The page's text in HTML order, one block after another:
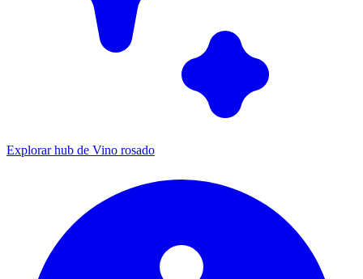
Explorar hub de Vino rosado